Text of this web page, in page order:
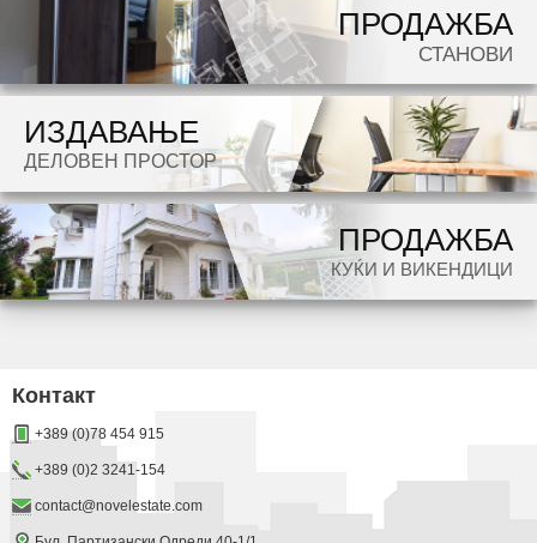
ПРОДАЖБА
СТАНОВИ
ИЗДАВАЊЕ
ДЕЛОВЕН ПРОСТОР
ПРОДАЖБА
КУЌИ И ВИКЕНДИЦИ
Контакт
+389 (0)78 454 915
+389 (0)2 3241-154
contact@novelestate.com